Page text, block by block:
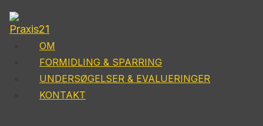
OM
FORMIDLING & SPARRING
UNDERSØGELSER & EVALUERINGER
KONTAKT